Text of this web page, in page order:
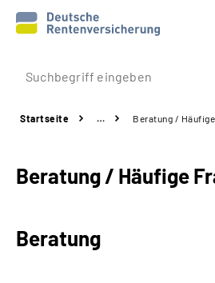
Prävention
Rente
Startseite … Beratung /
Beratung / Häufige
Beratung